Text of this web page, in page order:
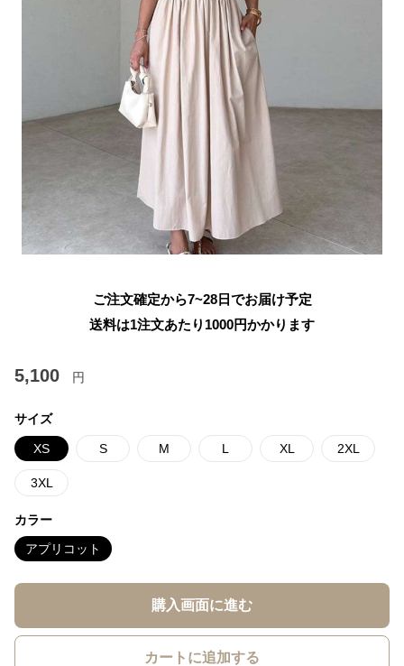
ご注文確定から7~28日でお届け予定
送料は1注文あたり 1000円かかります
5,100 円
サイズ
XS S M L XL 2XL
3XL
カラー
アプリコット
購入画面に進む
カートに追加する